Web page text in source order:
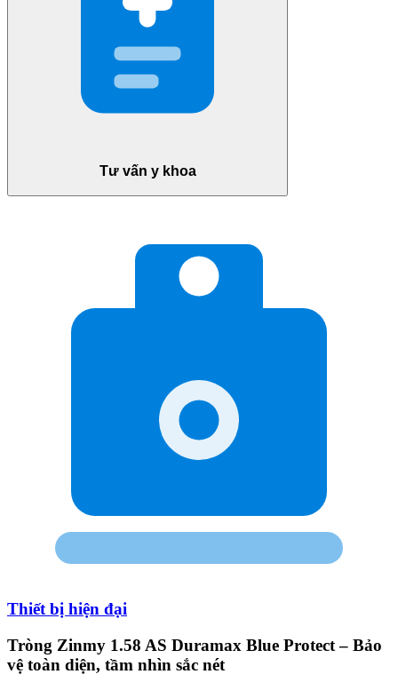
Tư vấn y khoa
Thiết bị hiện đại
Tròng Zinmy 1.58 AS Duramax Blue Protect – Bảo
vệ toàn diện, tầm nhìn sắc nét